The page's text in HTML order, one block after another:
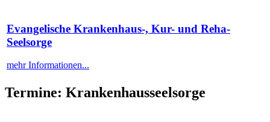
Evangelische Krankenhaus-, Kur- und Reha-
Seelsorge
mehr Informationen...
Termine: Krankenhausseelsorge